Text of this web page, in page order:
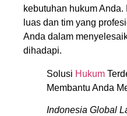
kebutuhan hukum
luas dan tim yang
Anda dalam
dihadapi.
Solusi Hukum
Membantu Anda
Indonesia Global